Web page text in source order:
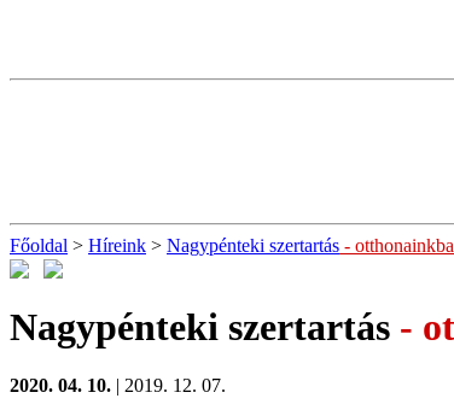
Főoldal > Híreink > Nagypénteki szertartás -
Nagypénteki szertartás -
2020. 04. 10. | 2019. 12. 07.